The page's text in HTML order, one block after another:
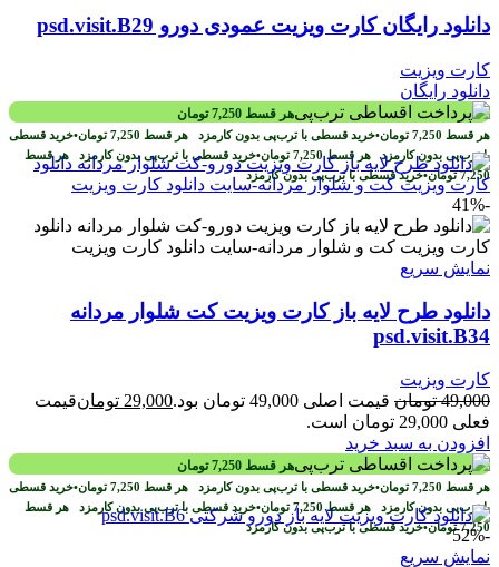
دانلود رایگان کارت ویزیت عمودی دورو psd.visit.B29
کارت ویزیت
دانلود رایگان
هر قسط 7,250 تومان
هر قسط 7,250 تومان•خرید قسطی با ترب‌پی بدون کارمزد هر قسط 7,250 تومان•خرید قسطی
با ترب‌پی بدون کارمزد هر قسط7,250 تومان•خرید قسطی با ترب‌پی بدون کارمزد هر قسط
7,250 تومان•خرید قسطی با ترب‌پی بدون کارمزد
-41%
نمایش سریع
دانلود طرح لايه باز کارت ويزيت کت شلوار مردانه
psd.visit.B34
کارت ویزیت
49,000 تومان قیمت اصلی 49,000 تومان بود. 29,000 تومانقیمت
فعلی 29,000 تومان است.
افزودن به سبد خرید
هر قسط 7,250 تومان
هر قسط 7,250 تومان•خرید قسطی با ترب‌پی بدون کارمزد هر قسط 7,250 تومان•خرید قسطی
با ترب‌پی بدون کارمزد هر قسط7,250 تومان•خرید قسطی با ترب‌پی بدون کارمزد هر قسط
7,250 تومان•خرید قسطی با ترب‌پی بدون کارمزد
-52%
نمایش سریع